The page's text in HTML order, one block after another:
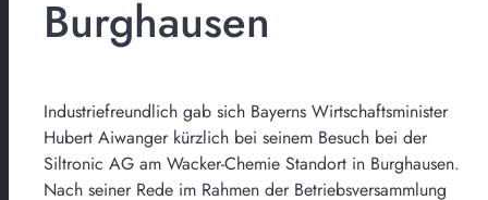
Burghausen
Industriefreundlich gab sich Bayerns Wirtschaftsminister
Hubert Aiwanger kürzlich bei seinem Besuch bei der
Siltronic AG am Wacker-Chemie Standort in Burghausen.
Nach seiner Rede im Rahmen der Betriebsversammlung